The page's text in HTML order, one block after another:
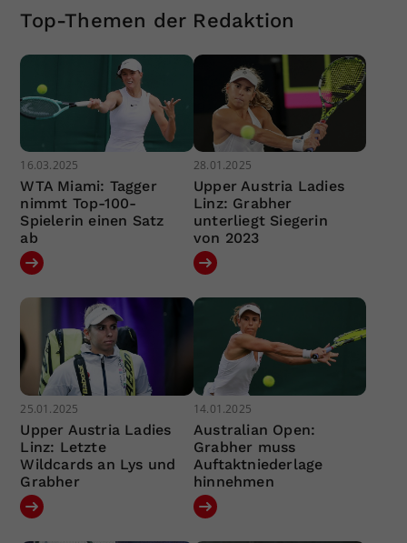
Top-Themen der Redaktion
16.03.2025
WTA Miami: Tagger
nimmt Top-100-
Spielerin einen Satz
ab
28.01.2025
Upper Austria Ladies
Linz: Grabher
unterliegt Siegerin
von 2023
25.01.2025
Upper Austria Ladies
Linz: Letzte
Wildcards an Lys und
Grabher
14.01.2025
Australian Open:
Grabher muss
Auftaktniederlage
hinnehmen